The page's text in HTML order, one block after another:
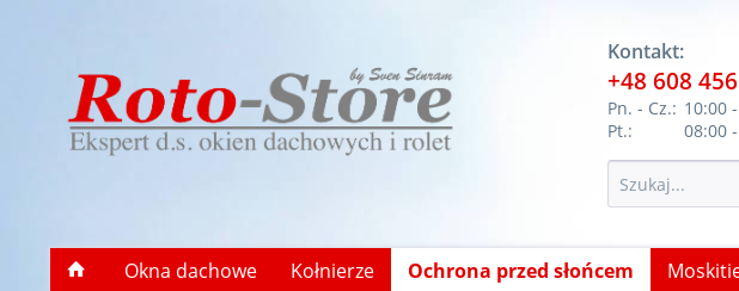
Kontakt:
+48 608
Pn. - Cz.: 10:00
Pt.:
08:00
Okna dachowe Kołnierze Ochrona przed słońcem